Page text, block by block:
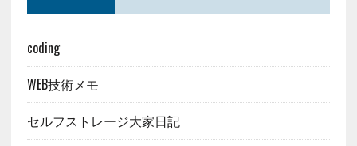
coding
WEB技術メモ
セルフストレージ大家日記